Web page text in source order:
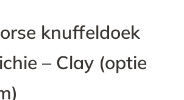
knuffeldoek
– Clay (optie